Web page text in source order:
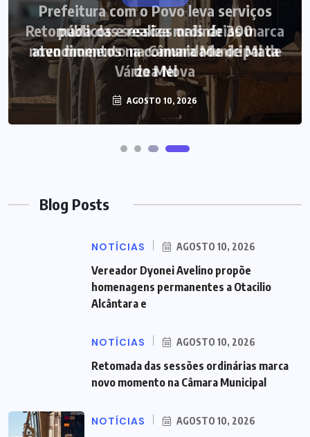
Prefeitura com o Povo leva serviços
públicos e realiza mais de 300
atendimentos na comunidade de Mata
do Mel
AGOSTO 10, 2026
Blog Posts
NOTÍCIAS AGOSTO 10, 2026
Vereador Dyonei Avelino propõe
homenagens permanentes a Otacilio
Alcântara e
NOTÍCIAS AGOSTO 10, 2026
Retomada das sessões ordinárias marca
novo momento na Câmara Municipal
NOTÍCIAS AGOSTO 10, 2026